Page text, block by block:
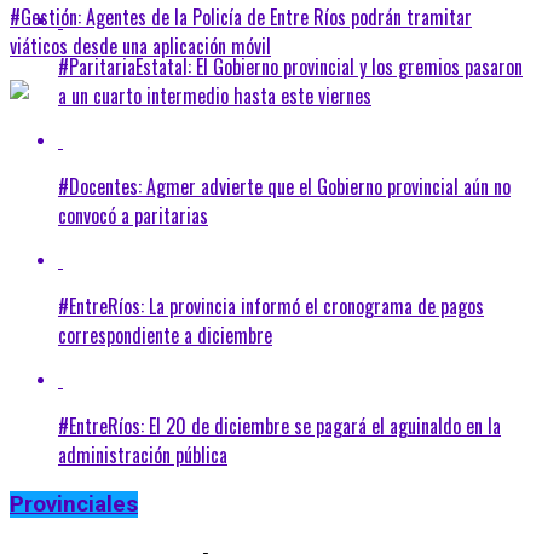
#Gestión: Agentes de la Policía de Entre Ríos podrán tramitar
viáticos desde una aplicación móvil
#ParitariaEstatal: El Gobierno provincial y los gremios pasaron
a un cuarto intermedio hasta este viernes
#Docentes: Agmer advierte que el Gobierno provincial aún no
convocó a paritarias
#EntreRíos: La provincia informó el cronograma de pagos
correspondiente a diciembre
#EntreRíos: El 20 de diciembre se pagará el aguinaldo en la
administración pública
Provinciales